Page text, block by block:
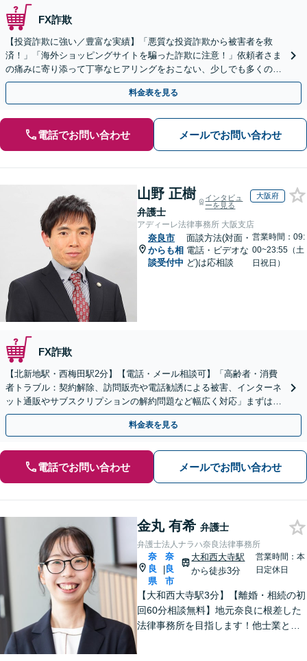
FX詐欺
【投資詐欺に強い／豊富な実績】「悪質な投資詐欺から被害者を救
済！」「海外ショッピングサイトを騙った詐欺に注意！」依頼者さま
の痛みに寄り添って丁寧なヒアリングをおこない、少しでも多くの返
金が得られるよう尽力します！
料金表を見る
電話でお問い合わせ メールでお問い合わせ
山野 正樹
弁護士
インタビュ
ーを見る
大阪府
アディーレ法律事務所 大阪支店
奈良市
からも相
談受付中
面談方法(対面・
電話・ビデオな
ど)は応相談
営業時間：09:
00~23:55（土
日祝日）
FX詐欺
【北新地駅・西梅田駅2分】【電話・メール相談可】「高齢者・消費
者トラブル：契約解除、訪問販売や電話勧誘による被害、インターネ
ット通販やサブスクリプションの解約問題など幅広く対応」まずは一
度ご相談ください【休日・夜間相談可】
料金表を見る
電話でお問い合わせ メールでお問い合わせ
金丸 有希 弁護士
弁護士法人ナラハ奈良法律事務所
奈
良
県
|
奈
良
市
大和西大寺駅
から徒歩3分
営業時間：本
日定休日
【大和西大寺駅3分】【離婚・相続の初
回60分相談無料】地元奈良に根差した
法律事務所を目指します！他士業と連